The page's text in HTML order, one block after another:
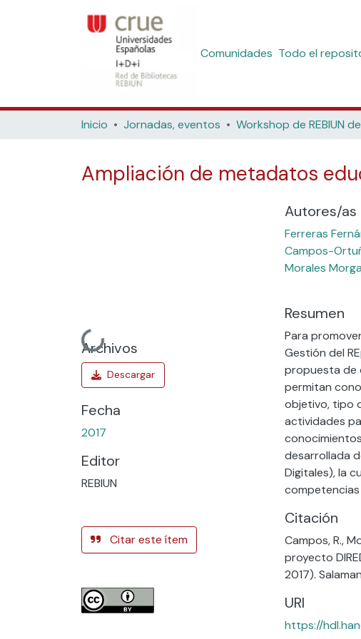
Comunidades Todo el
Inicio Jornadas, eventos
Ampliación de metadatos
Cargando...
Archivos
Fecha
2017
Editor
REBIUN
Citar este ítem
Autores/as
Ferreras
Campos-
Morales
Resumen
Para
Gestión del
propuesta de
permitan
objetivo, tipo
actividades
desarrollada
Digitales), la
competencias
Citación
Campos, R.,
proyecto
2017).
URI
https://